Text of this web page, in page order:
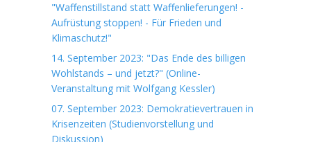
"Waffenstillstand statt Waffenlieferungen! -
Aufrüstung stoppen! - Für Frieden und
Klimaschutz!"
14. September 2023: "Das Ende des billigen
Wohlstands – und jetzt?" (Online-
Veranstaltung mit Wolfgang Kessler)
07. September 2023: Demokratievertrauen in
Krisenzeiten (Studienvorstellung und
Diskussion)